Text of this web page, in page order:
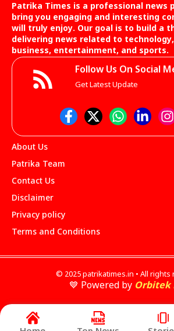
Patrika Times is a professional news
bring you engaging and interesting
will truly enjoy. Our goal is to build a
delivering news related to
business, entertainment, and sports.
Follow Us On Social
Get Latest Update
About Us
Patrika Team
Contact Us
Disclaimer
Privacy policy
Terms and Conditions
© 2025 patrikatimes.in • All rights
💙 Powered by Orbitek